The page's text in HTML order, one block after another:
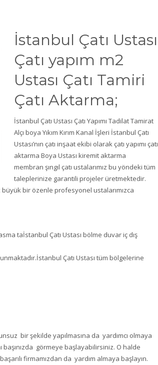
İstanbul Çatı Ustası
Çatı yapım m2
Ustası Çatı Tamiri
Çatı Aktarma;
İstanbul Çatı Ustası Çatı Yapımı Tadilat Tamirat
Alçı boya Yıkım Kırım Kanal İşleri İstanbul Çatı
Ustası’nın çatı inşaat ekibi olarak çatı yapımı çatı
aktarma Boya Ustası kiremit aktarma
membran şıngıl çatı ustalarımız bu yöndeki tüm
taleplerinize garantili projeler üretmektedir.
bir özenle profesyonel ustalarımızca
taİstanbul Çatı Ustası bölme duvar iç dış
Çatı Ustası tüm bölgelerine
bir şekilde yapılmasına da yardımcı olmaya
başınızda görmeye başlayabilirsiniz. O halde
firmamızdan da yardım almaya başlayın.